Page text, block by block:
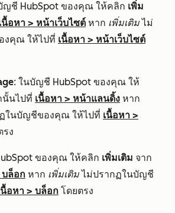
ญชี HubSpot ของคุณ ให้คลิก เพิ่ม
นื้อหา > หน้าเว็บไซต์ หาก เพิ่มเติมไม่
งคุณ ให้ไปที่ เนื้อหา > หน้าเว็บไซต์
: ในบัญชี HubSpot ของคุณ ให้
นั้นไปที่ เนื้อหา > หน้าแลนดิ้ง หาก
ในบัญชีของคุณ ให้ไปที่ เนื้อหา >
รง
ของคุณ ให้คลิก เพิ่มเติม จาก
บล็อก หาก เพิ่มเติมไม่ปรากฏในบัญชี
นื้อหา > บล็อก โดยตรง